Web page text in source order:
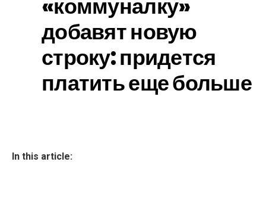
«коммуналку»
добавят новую
строку: придется
платить еще больше
In this article: